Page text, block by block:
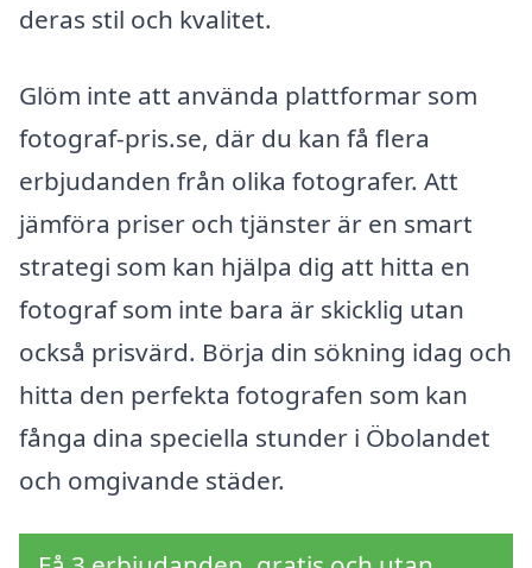
deras stil och kvalitet.
Glöm inte att använda plattformar som
fotograf-pris.se, där du kan få flera
erbjudanden från olika fotografer. Att
jämföra priser och tjänster är en smart
strategi som kan hjälpa dig att hitta en
fotograf som inte bara är skicklig utan
också prisvärd. Börja din sökning idag och
hitta den perfekta fotografen som kan
fånga dina speciella stunder i Öbolandet
och omgivande städer.